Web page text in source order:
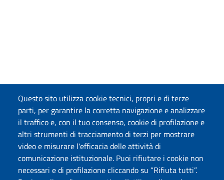
Questo sito utilizza cookie tecnici, propri e di terze
parti, per garantire la corretta navigazione e analizzare
il traffico e, con il tuo consenso, cookie di profilazione e
altri strumenti di tracciamento di terzi per mostrare
video e misurare l'efficacia delle attività di
comunicazione istituzionale. Puoi rifiutare i cookie non
necessari e di profilazione cliccando su “Rifiuta tutti”.